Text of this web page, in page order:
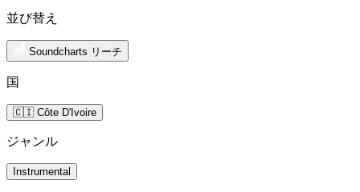
並び替え
Soundcharts リーチ
国
🇨🇮 Côte D'Ivoire
ジャンル
Instrumental